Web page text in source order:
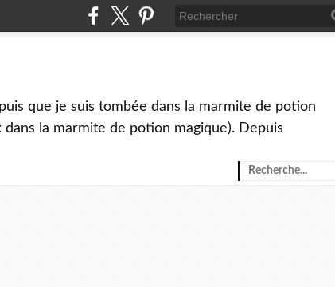
que je suis tombée dans la marmite de potion
la marmite de potion magique). Depuis